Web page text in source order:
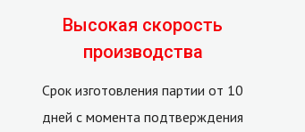
Высокая скорость
производства
Срок изготовления партии от 10
дней с момента подтверждения